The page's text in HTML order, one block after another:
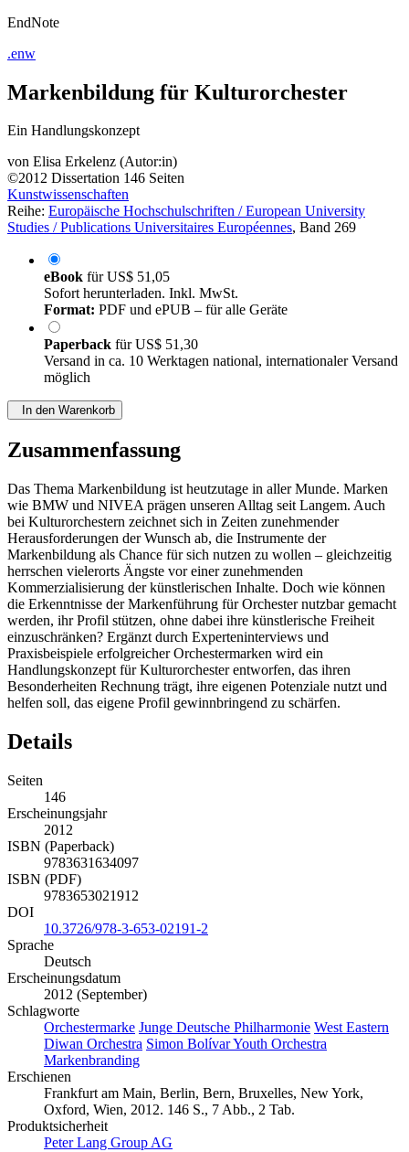
EndNote
.enw
Markenbildung für Kulturorchester
Ein Handlungskonzept
von Elisa Erkelenz (Autor:in)
©2012 Dissertation 146 Seiten
Kunstwissenschaften
Reihe: Europäische Hochschulschriften / European University
Studies / Publications Universitaires Européennes, Band 269
eBook fürUS$ 51,05
Sofort herunterladen. Inkl. MwSt.
Format: PDF und ePUB – für alle Geräte
Paperback fürUS$ 51,30
Versand in ca. 10 Werktagen national, internationaler Versand
möglich
In den Warenkorb
Zusammenfassung
Das Thema Markenbildung ist heutzutage in aller Munde. Marken
wie BMW und NIVEA prägen unseren Alltag seit Langem. Auch
bei Kulturorchestern zeichnet sich in Zeiten zunehmender
Herausforderungen der Wunsch ab, die Instrumente der
Markenbildung als Chance für sich nutzen zu wollen – gleichzeitig
herrschen vielerorts Ängste vor einer zunehmenden
Kommerzialisierung der künstlerischen Inhalte. Doch wie können
die Erkenntnisse der Markenführung für Orchester nutzbar gemacht
werden, ihr Profil stützen, ohne dabei ihre künstlerische Freiheit
einzuschränken? Ergänzt durch Experteninterviews und
Praxisbeispiele erfolgreicher Orchestermarken wird ein
Handlungskonzept für Kulturorchester entworfen, das ihren
Besonderheiten Rechnung trägt, ihre eigenen Potenziale nutzt und
helfen soll, das eigene Profil gewinnbringend zu schärfen.
Details
Seiten
146
Erscheinungsjahr
2012
ISBN (Paperback)
9783631634097
ISBN (PDF)
9783653021912
DOI
10.3726/978-3-653-02191-2
Sprache
Deutsch
Erscheinungsdatum
2012 (September)
Schlagworte
Orchestermarke Junge Deutsche Philharmonie West Eastern
Diwan Orchestra Simon Bolívar Youth Orchestra
Markenbranding
Erschienen
Frankfurt am Main, Berlin, Bern, Bruxelles, New York,
Oxford, Wien, 2012. 146 S., 7 Abb., 2 Tab.
Produktsicherheit
Peter Lang Group AG